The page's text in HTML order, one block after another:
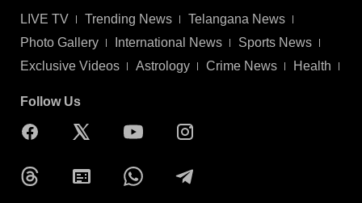
LIVE TV Trending News
Telangana News
Photo Gallery
International News
Sports News
Exclusive Videos
Astrology Crime News Health
Follow Us